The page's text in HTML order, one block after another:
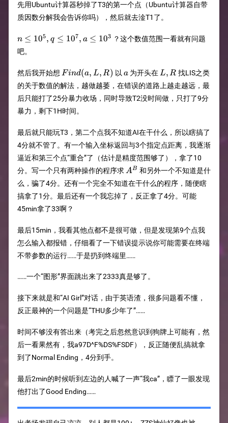
先用Ubuntu计算器秒掉了T3的第一个点（Ubuntu计算器自带
质因数分解我会告诉你吗），然后就去淦T1了。
n\le
10^5,q\le
10^7,a\le
10^3
n ≤ 105, q ≤ 107, a ≤ 103 ？这个数值范围一看就有问题
吧。
然后我开始想 Find(a,L,R)
Find(a, L, R) 以 a
a为开头在 L,R
L, R 找LIS之类
的关于数值的解法，越做越萎，在错误的道路上越走越远，最
后只能打了25分暴力收场，同时导致T2没时间做，只打了9分
暴力，剩下1H时间。
最后就只能玩T3，第二个点我不知道AI在干什么，所以瞎搞了
4分就不管了。有一个输入坐标返回与3个指定点距离，我逐渐
逼近和第三个点“重合”了（估计是精度范围够了），拿了10
分。写一个只有两种操作的程序求 A^B
AB 和另外一个不知道是什
么，骗了4分。还有一个完全不知道在干什么的程序，随便瞎
搞拿了1分。最后还有一个我忘掉了，反正拿了4分。可能
45min拿了33啊？
最后15min，我看其他点都不是很可做，但是发现第9个点我
怎么输入都报错，仔细看了一下错误提示说你可能需要在终端
不带参数的运行……于是扔到终端里……
……一个“图形”界面跳出来了2333真是够了。
接下来就是和“AI Girl”对话，由于英语渣，很多问题看不懂，
反正最神的一个问题是“THU多少年了”……
时间不够没有答出来（考完之后忽然意识到狗牌上可能有，然
后一看果然有，我a97D^F%DS%FSDF），反正随便乱搞就拿
到了Normal Ending，4分到手。
最后2min的时候听到左边的人喊了一声“我ca”，瞟了一眼发现
他打出了Good Ending……